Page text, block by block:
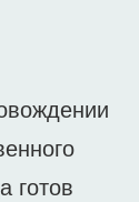
готов